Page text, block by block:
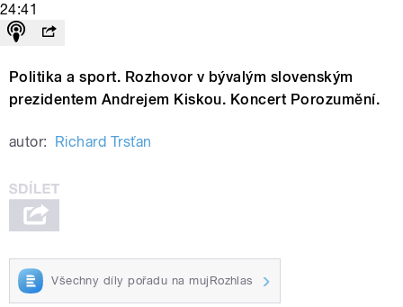
24:41
Politika a sport. Rozhovor v bývalým slovenským
prezidentem Andrejem Kiskou. Koncert Porozumění.
autor: Richard Trsťan
Všechny díly pořadu na mujRozhlas